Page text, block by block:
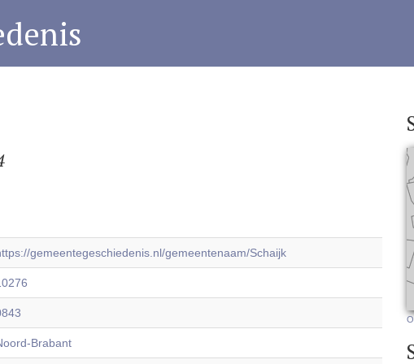
gemeentegeschiedenis.nl/gemeentenaam/Schaijk
Brabant